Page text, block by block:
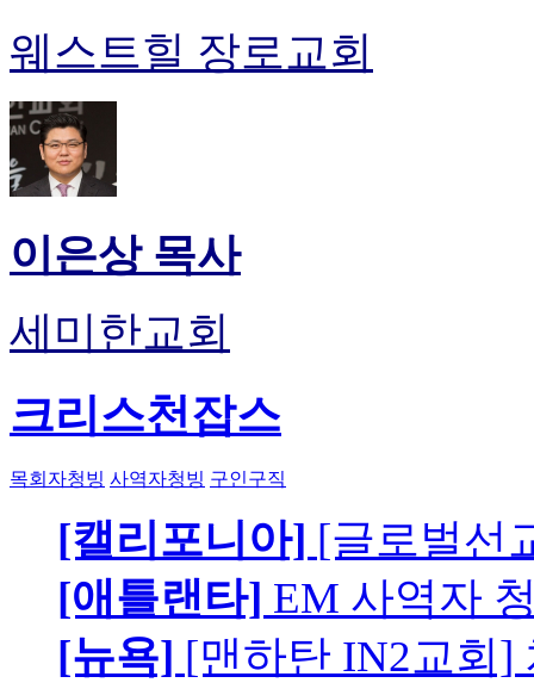
웨스트힐 장로교회
이은상 목사
세미한교회
크리스천잡스
목회자청빙 사역자청빙 구인구직
[캘리포니아] [글로벌선
[애틀랜타] EM 사역자
[뉴욕] [맨하탄 IN2교회]